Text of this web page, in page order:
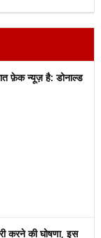
फ़ेक न्यूज़ है: डोनाल्ड
करने की घोषणा, इस